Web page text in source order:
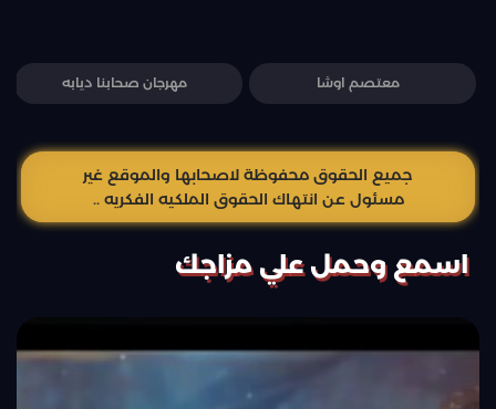
معتصم اوشا مهرجان صحابنا ديابه
جميع الحقوق محفوظة لاصحابها والموقع غير
مسئول عن انتهاك الحقوق الملكيه الفكريه ..
اسمع وحمل علي مزاجك